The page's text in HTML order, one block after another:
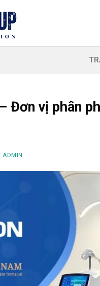
Đơn vị phân
ADMIN